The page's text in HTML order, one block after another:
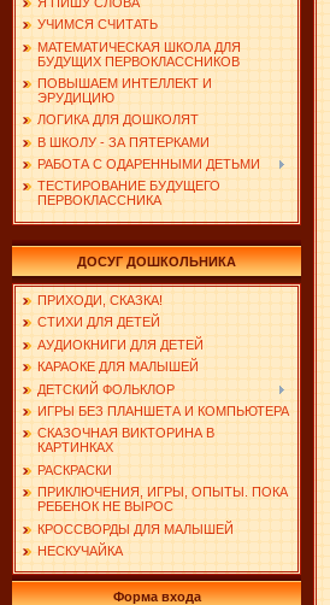
УЧИМСЯ СЧИТАТЬ
МАТЕМАТИЧЕСКАЯ ШКОЛА ДЛЯ
БУДУЩИХ ПЕРВОКЛАССНИКОВ
ПОВЫШАЕМ ИНТЕЛЛЕКТ И
ЭРУДИЦИЮ
ЛОГИКА ДЛЯ ДОШКОЛЯТ
В ШКОЛУ - ЗА ПЯТЕРКАМИ
РАБОТА С ОДАРЕННЫМИ ДЕТЬМИ
ТЕСТИРОВАНИЕ БУДУЩЕГО
ПЕРВОКЛАССНИКА
ДОСУГ ДОШКОЛЬНИКА
ПРИХОДИ, СКАЗКА!
СТИХИ ДЛЯ ДЕТЕЙ
АУДИОКНИГИ ДЛЯ ДЕТЕЙ
КАРАОКЕ ДЛЯ МАЛЫШЕЙ
ДЕТСКИЙ ФОЛЬКЛОР
ИГРЫ БЕЗ ПЛАНШЕТА И КОМПЬЮТЕРА
СКАЗОЧНАЯ ВИКТОРИНА В
КАРТИНКАХ
РАСКРАСКИ
ПРИКЛЮЧЕНИЯ, ИГРЫ, ОПЫТЫ. ПОКА
РЕБЕНОК НЕ ВЫРОС
КРОССВОРДЫ ДЛЯ МАЛЫШЕЙ
НЕСКУЧАЙКА
Форма входа